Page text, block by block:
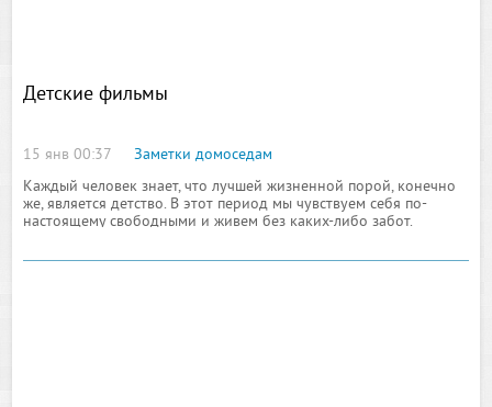
Детские фильмы
15 янв 00:37
Заметки домоседам
Каждый человек знает, что лучшей жизненной порой, конечно
же, является детство. В этот период мы чувствуем себя по-
настоящему свободными и живем без каких-либо забот.
можно сравнить